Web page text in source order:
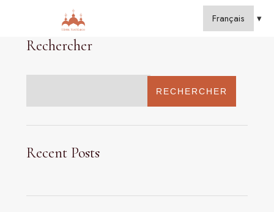
Rechercher
RECHERCHER
Recent Posts